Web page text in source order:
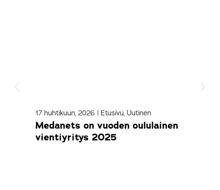
17 huhtikuun, 2026 | Etusivu,Uutinen
Medanets on vuoden oululainen
vientiyritys 2025